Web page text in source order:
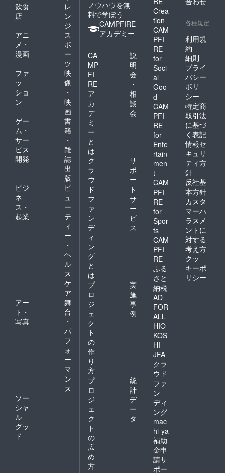
入った
レット
をお送
りいた
しま
す。
ナザー
梱いた
す。 ・
直筆サ
イン＆
シリア
ルナン
バー入
りブッ
クレッ
トの送
付（現
物） ┗
葉月ま
にゅの
直筆サ
インと
シリア
ルナン
バーが
入った
ブック
レット
をお送
りいた
しま
す。 ・
オリジ
ナル小
冊子の
送付
（現
物） ┗
飲食
店
レ
ン
ジ
アニ
メ・
漫画
ス
ポ
ー
ツ
ファ
ッ
ショ
ン
映
像
・
映
画
ゲー
ム・
サー
ビス
開発
書
籍
・
雑
誌
出
版
ビジ
ネ
ス・
起業
ビ
ュ
ー
テ
ィ
ー
・
ヘ
ル
ス
ケ
ア
アー
ト・
写真
舞
台
・
パ
フ
ォ
ー
マ
ン
ス
ソー
シャ
ル
グッ
ド
ノウハウを無
料で学ぼう
CAMPFIRE
アカデミー
CA
MP
FI
RE
ア
カ
デ
ミ
ー
と
は
説
明
会
・
相
談
会
ク
ラ
ウ
ド
フ
ァ
ン
デ
ィ
ン
グ
と
は
サ
ポ
ー
ト
サ
ー
ビ
ス
プ
ロ
ジ
ェ
ク
ト
の
作
り
方
実
施
事
例
プ
ロ
ジ
ェ
ク
ト
の
広
め
方
統
計
デ
ー
タ
Crea
tion
CAM
PFI
RE
for
Soci
al
Goo
d
CAM
PFI
RE
for
Ente
rtain
men
t
CAM
PFI
RE
for
Spor
ts
CAM
PFI
RE
ふる
さと
納税
AD
FOR
ALL
HIO
KOS
HI
JFA
クラ
ウド
ファ
ン
ディ
ング
mac
hi-ya
補助
金申
請サ
ポー
各種規定
利用規
約
細則
プライ
バシー
ポリ
シー
特定商
取引法
に基づ
く表記
情報セ
キュリ
ティ方
針
反社基
本方針
カスタ
マーハ
ラスメ
ントに
対する
考え方
クッ
キーポ
リシー